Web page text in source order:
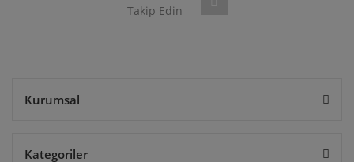
Takip Edin
Kurumsal
Kategoriler